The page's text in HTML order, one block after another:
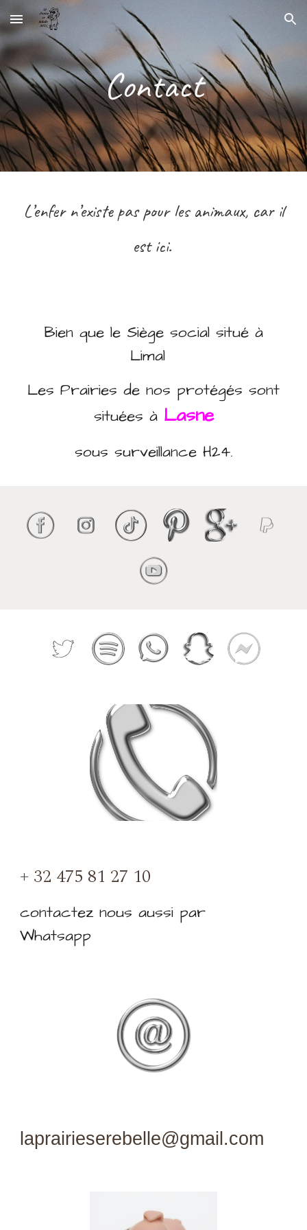
Skip to main content Skip to navigation
Contact
L’enfer n’existe pas pour les animaux, car il
est ici.
Bien que le Siège social situé à
Limal
Les Prairies de nos protégés sont
situées à Lasne
sous surveillance H24.
+ 32 475 81 27 10
contactez nous aussi par
Whatsapp
laprairieserebelle@gmail.com